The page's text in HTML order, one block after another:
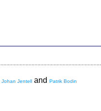
Johan Jentell and Patrik Bodin